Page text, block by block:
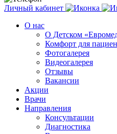
Личный кабинет
О нас
О Детском
Комфорт для
Фотогалерея
Видеогалерея
Отзывы
Вакансии
Акции
Врачи
Направления
Консультации
Диагностика